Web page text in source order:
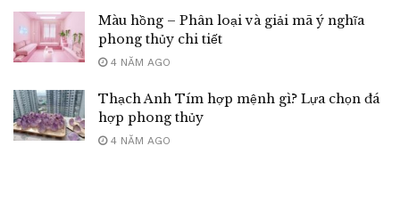
Màu hồng – Phân loại và giải mã ý nghĩa
phong thủy chi tiết
4 NĂM AGO
Thạch Anh Tím hợp mệnh gì? Lựa chọn đá
hợp phong thủy
4 NĂM AGO